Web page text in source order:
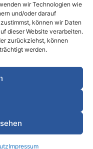
wir Technologien wie
und/oder darauf
können wir Daten
dieser Website verarbeiten.
zurückziehst, können
werden.
Impressum
& Beschaffung
Planung & Strategie